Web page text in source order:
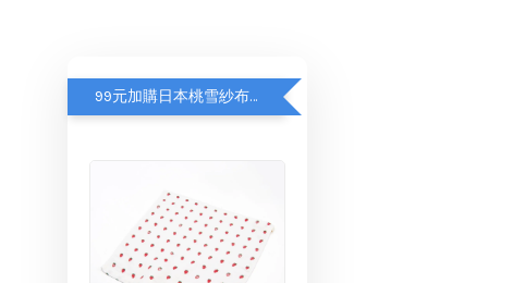
99元加購日本桃雪紗布方巾